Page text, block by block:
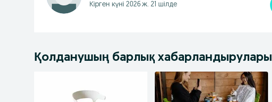
Кірген күні 2026 ж. 21 шілде
Қолданушың барлық хабарландырулары